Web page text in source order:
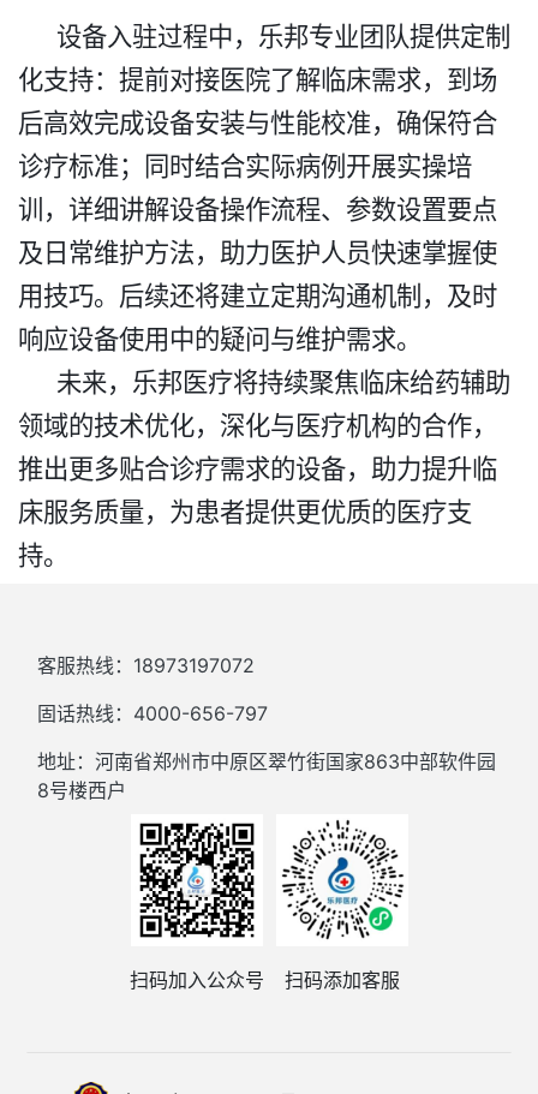
设备入驻过程中，乐邦专业团队提供定制
化支持：提前对接医院了解临床需求，到场
后高效完成设备安装与性能校准，确保符合
诊疗标准；同时结合实际病例开展实操培
训，详细讲解设备操作流程、参数设置要点
及日常维护方法，助力医护人员快速掌握使
用技巧。后续还将建立定期沟通机制，及时
响应设备使用中的疑问与维护需求。​
未来，乐邦医疗将持续聚焦临床给药辅助
领域的技术优化，深化与医疗机构的合作，
推出更多贴合诊疗需求的设备，助力提升临
床服务质量，为患者提供更优质的医疗支
持。
客服热线：18973197072
固话热线：4000-656-797
地址：河南省郑州市中原区翠竹街国家863中部软件园
8号楼西户
扫码加入公众号 扫码添加客服